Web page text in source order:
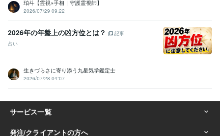
珀斗【霊視×手相｜守護霊視師】
2026/07/29 09:22
2026年の年盤上の凶方位とは？
記事
占い
生きづらさに寄り添う九星気学鑑定士
2026/07/28 04:07